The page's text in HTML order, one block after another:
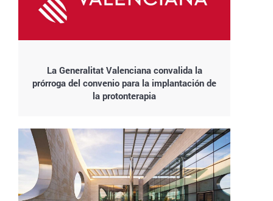
La Generalitat Valenciana convalida la
prórroga del convenio para la implantación de
la protonterapia